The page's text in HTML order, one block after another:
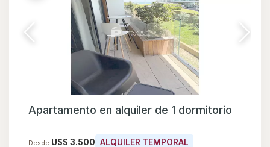
Apartamento en alquiler de 1 dormitorio
Desde U$S 3.500 ALQUILER TEMPORAL